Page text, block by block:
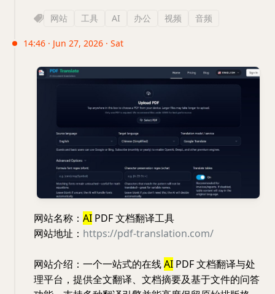
网站 工具 AI 办公 视频 音频
14:46 · Jun 27, 2026 · Sat
网站名称： AI PDF 文档翻译工具
网站地址： https://pdf-translation.com/
网站介绍：一个一站式的在线AI PDF 文档翻译与处
理平台，提供全文翻译、文档摘要及基于文件的问答